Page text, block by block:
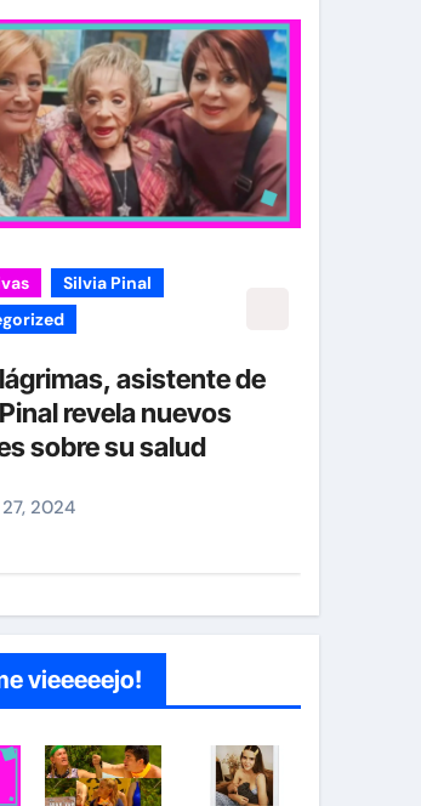
carolina Sandoval
¡EXCLUSIVA! Revelamos la
verdad detrás del divorcio de
Carolina Sandoval y Nick
Hernández
vieeeeejo!